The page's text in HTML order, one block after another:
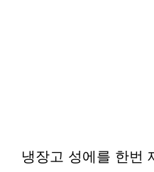
냉장고 성에를 한번